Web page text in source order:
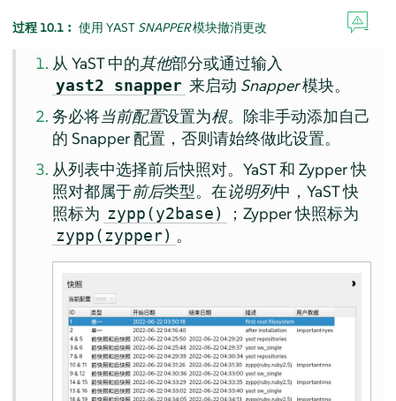
过程 10.1︰ 使用 YAST SNAPPER模块撤消更改
从 YaST 中的其他部分或通过输入
yast2 snapper 来启动 Snapper模块。
务必将当前配置设置为根。除非手动添加自己
的 Snapper 配置，否则请始终做此设置。
从列表中选择前后快照对。YaST 和 Zypper 快
照对都属于前后类型。在说明列中，YaST 快
照标为 zypp(y2base) ；Zypper 快照标为
zypp(zypper) 。